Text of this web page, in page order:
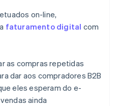
on-line,
faturamento digital com
as compras repetidas
dar aos compradores B2B
eles esperam do e-
ainda